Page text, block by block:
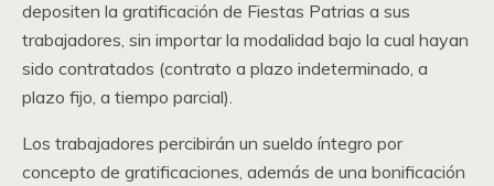
depositen la gratificación de Fiestas Patrias a sus
trabajadores, sin importar la modalidad bajo la cual hayan
sido contratados (contrato a plazo indeterminado, a
plazo fijo, a tiempo parcial).
Los trabajadores percibirán un sueldo íntegro por
concepto de gratificaciones, además de una bonificación